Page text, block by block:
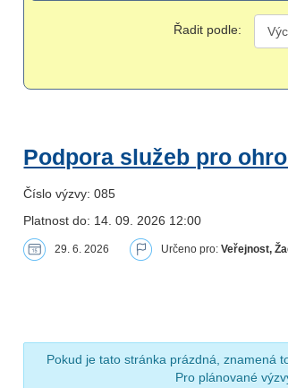
Řadit podle:
Podpora služeb pro
Číslo výzvy: 085
Platnost do: 14. 09. 2026 12:00
29. 6. 2026 Určeno pro:Veřejnost,
Pokud je tato stránka prázdná, znamená
Pro plánované